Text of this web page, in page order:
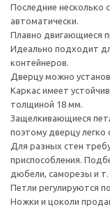
Последние несколько
автоматически.
Плавно двигающиеся
Идеально подходит
контейнеров.
Дверцу можно
Каркас имеет
толщиной 18 мм.
Защелкивающиеся
поэтому дверцу легко
Для разных стен
приспособления.
дюбели, саморезы и т.
Петли регулируются
Ножки и цоколи